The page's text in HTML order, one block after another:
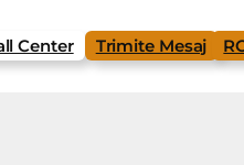
Center Trimite Mesaj